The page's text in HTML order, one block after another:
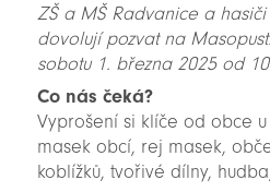
ZŠ a MŠ Radvanice a
dovolují pozvat na
sobotu 1. března 2025 od
Co nás čeká?
Vyprošení si klíče od obce
masek obcí, rej masek,
koblížků, tvořivé dílny,